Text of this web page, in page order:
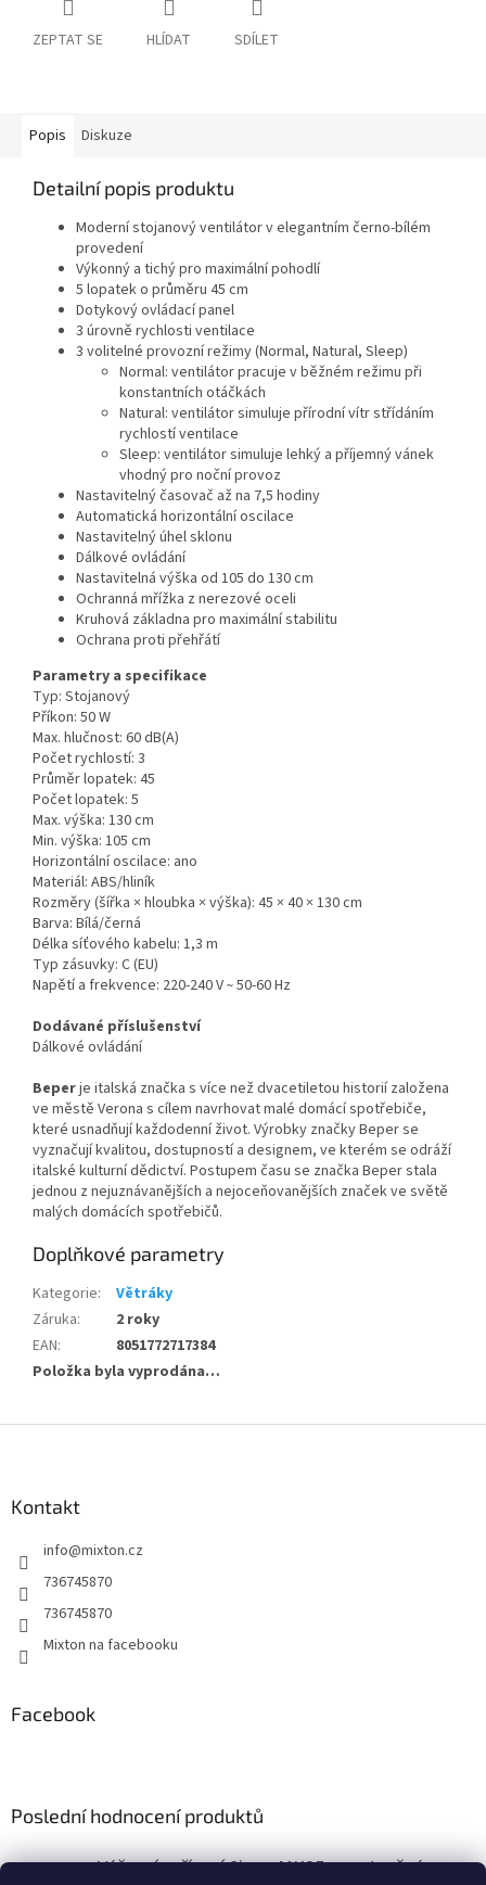
ZEPTAT SE HLÍDAT SDÍLET
Popis Diskuze
Detailní popis produktu
Moderní stojanový ventilátor v elegantním černo-bílém
provedení
Výkonný a tichý pro maximální pohodlí
5 lopatek o průměru 45 cm
Dotykový ovládací panel
3 úrovně rychlosti ventilace
3 volitelné provozní režimy (Normal, Natural, Sleep)
Normal: ventilátor pracuje v běžném režimu při
konstantních otáčkách
Natural: ventilátor simuluje přírodní vítr střídáním
rychlostí ventilace
Sleep: ventilátor simuluje lehký a příjemný vánek
vhodný pro noční provoz
Nastavitelný časovač až na 7,5 hodiny
Automatická horizontální oscilace
Nastavitelný úhel sklonu
Dálkové ovládání
Nastavitelná výška od 105 do 130 cm
Ochranná mřížka z nerezové oceli
Kruhová základna pro maximální stabilitu
Ochrana proti přehřátí
Parametry a specifikace
Typ: Stojanový
Příkon: 50 W
Max. hlučnost: 60 dB(A)
Počet rychlostí: 3
Průměr lopatek: 45
Počet lopatek: 5
Max. výška: 130 cm
Min. výška: 105 cm
Horizontální oscilace: ano
Materiál: ABS/hliník
Rozměry (šířka × hloubka × výška): 45 × 40 × 130 cm
Barva: Bílá/černá
Délka síťového kabelu: 1,3 m
Typ zásuvky: C (EU)
Napětí a frekvence: 220-240 V ̴ 50-60 Hz
Dodávané příslušenství
Dálkové ovládání
Beperje italská značka s více než dvacetiletou historií založena
ve městě Verona s cílem navrhovat malé domácí spotřebiče,
které usnadňují každodenní život. Výrobky značky Beper se
vyznačují kvalitou, dostupností a designem, ve kterém se odráží
italské kulturní dědictví. Postupem času se značka Beper stala
jednou z nejuznávanějších a nejoceňovanějších značek ve světě
malých domácích spotřebičů.
Doplňkové parametry
Kategorie:
Větráky
Záruka:
2 roky
EAN:
8051772717384
Položka byla vyprodána…
Kontakt
info@mixton.cz
736745870
736745870
Mixton na facebooku
Facebook
Poslední hodnocení produktů
Výčepní zařízení Sinop MK25 s vestavěným vzduchovým kompresorem